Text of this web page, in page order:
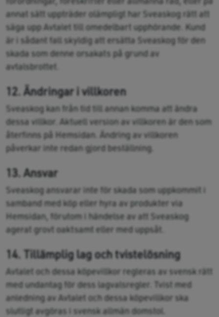
annat sätt uppträder olämpligt har Sveaskog rätt att
säga upp Avtalet till omedelbart upphörande. Kund
är i sådant fall skyldig att ersätta Sveaskog för den
skada som denne orsakats på grund av
avtalsbrottet.
12. Ändringar i villkoren
Sveaskog kan från tid till annan komma att ändra
dessa villkor. Aktuell version av villkoren är den som
återfinns på Hemsidan. Ändring av villkoren
påverkar inte redan gjord beställning.
13. Ansvar
Sveaskog ansvarar inte för skada som uppkommit i
samband med köp eller hyra av produkter via
Hemsidan, förutom i händelse av att Sveaskog
agerat grovt oaktsamt eller med uppsåt.
14. Tillämplig lag och tvistelösning
Avtalet och dessa köpevillkor regleras av svensk rätt
med undantag för dess lagvalsregler. Tvist med
anledning av Avtalet och dessa köpevillkor ska
slutligt avgöras i svensk allmän domstol.